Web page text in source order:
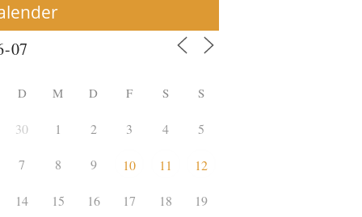
D M D F S S
30 1 2 3 4 5
7 8 9 10 11 12
14 15 16 17 18 19